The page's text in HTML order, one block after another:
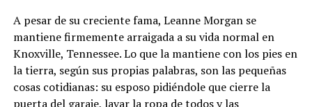
A pesar de su creciente fama, Leanne Morgan se
mantiene firmemente arraigada a su vida normal en
Knoxville, Tennessee. Lo que la mantiene con los pies en
la tierra, según sus propias palabras, son las pequeñas
cosas cotidianas: su esposo pidiéndole que cierre la
puerta del garaje, lavar la ropa de todos y las